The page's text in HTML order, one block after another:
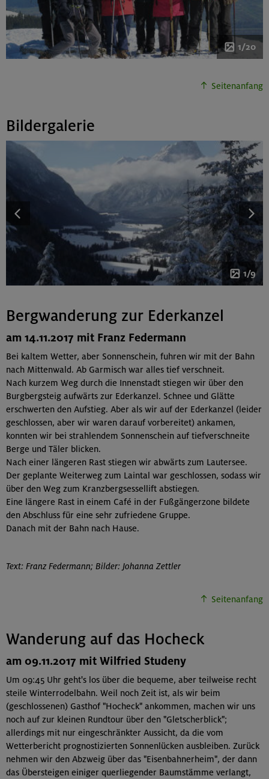
1/20
Seitenanfang
Bildergalerie
1/9
Bergwanderung zur Ederkanzel
am 14.11.2017 mit Franz Federmann
Bei kaltem Wetter, aber Sonnenschein, fuhren wir mit der Bahn
nach Mittenwald. Ab Garmisch war alles tief verschneit.
Nach kurzem Weg durch die Innenstadt stiegen wir über den
Burgbergsteig aufwärts zur Ederkanzel. Schnee und Glätte
erschwerten den Aufstieg. Aber als wir auf der Ederkanzel (leider
geschlossen, aber wir waren darauf vorbereitet) ankamen,
konnten wir bei strahlendem Sonnenschein auf tiefverschneite
Berge und Täler blicken.
Nach einer längeren Rast stiegen wir abwärts zum Lautersee.
Der geplante Weiterweg zum Laintal war geschlossen, sodass wir
über den Weg zum Kranzbergsessellift abstiegen.
Eine längere Rast in einem Café in der Fußgängerzone bildete
den Abschluss für eine sehr zufriedene Gruppe.
Danach mit der Bahn nach Hause.
Text: Franz Federmann; Bilder: Johanna Zettler
Seitenanfang
Wanderung auf das Hocheck
am 09.11.2017 mit Wilfried Studeny
Um 09:45 Uhr geht's los über die bequeme, aber teilweise recht
steile Winterrodelbahn. Weil noch Zeit ist, als wir beim
(geschlossenen) Gasthof "Hocheck" ankommen, machen wir uns
noch auf zur kleinen Rundtour über den "Gletscherblick";
allerdings mit nur eingeschränkter Aussicht, da die vom
Wetterbericht prognostizierten Sonnenlücken ausbleiben. Zurück
nehmen wir den Abzweig über das "Eisenbahnerheim", der dann
das Übersteigen einiger querliegender Baumstämme verlangt,